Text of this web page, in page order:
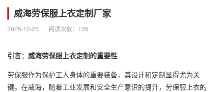
威海劳保服上衣定制厂家
2025-10-25 阅读次数： 135
引言：威海劳保服上衣定制的重要性
劳保服作为保护工人身体的重要装备，其设计和定制显得尤为关
键。在威海，随着工业发展和安全生产意识的提升，劳保服上衣的